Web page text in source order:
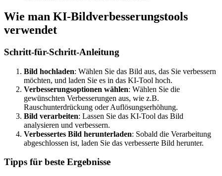
Wie man KI-Bildverbesserungstools
verwendet
Schritt-für-Schritt-Anleitung
Bild hochladen: Wählen Sie das Bild aus, das Sie verbessern
möchten, und laden Sie es in das KI-Tool hoch.
Verbesserungsoptionen wählen: Wählen Sie die
gewünschten Verbesserungen aus, wie z.B.
Rauschunterdrückung oder Auflösungserhöhung.
Bild verarbeiten: Lassen Sie das KI-Tool das Bild
analysieren und verbessern.
Verbessertes Bild herunterladen: Sobald die Verarbeitung
abgeschlossen ist, laden Sie das verbesserte Bild herunter.
Tipps für beste Ergebnisse